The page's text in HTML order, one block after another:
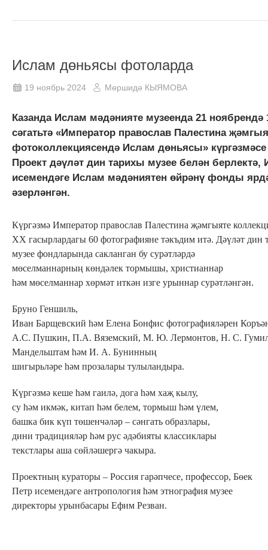
Ислам дөньясы фотоларда
19 ноябрь 2024 Мөршидә КЫЯМОВА
Казанда Ислам мәдәнияте музеенда 21 ноябрендә
сәгатьтә «Император православ Палестина
фотоколлекциясендә Ислам дөньясы»
Проект дәүләт дин тарихы музее белән берлектә,
исемендәге Ислам мәдәниятен өйрәнү фонды
әзерләнгән.
Күргәзмә Император православ Палестина җәмгыяте
XX гасырлардагы 60 фотографияне тәкъдим итә. Дәүләт дин
музее фондларында сакланган бу сурәтләрдә
мөселманнарның көндәлек тормышы, христианнар
һәм мөселманнар хөрмәт иткән изге урыннар сурәтләнгән.
Бруно Геншиль,
Иван Барщевский һәм Елена Бонфис фотографияләрен
А.С. Пушкин, П.А. Вяземский, М. Ю. Лермонтов, Н. С.
Мандельштам һәм И. А. Бунинның
шигырьләре һәм прозалары тулыландыра.
Күргәзмә кеше һәм гаилә, дога һәм хаҗ кылу,
су һәм икмәк, китап һәм белем, тормыш һәм үлем,
башка бик күп төшенчәләр – сәнгать образлары,
дини традицияләр һәм рус әдәбияты классиклары
текстлары аша сөйләшергә чакыра.
Проектның кураторы – Россия гарәпчесе, профессор, Бөек
Петр исемендәге антропология һәм этнография музее
директоры урынбасары Ефим Резван.